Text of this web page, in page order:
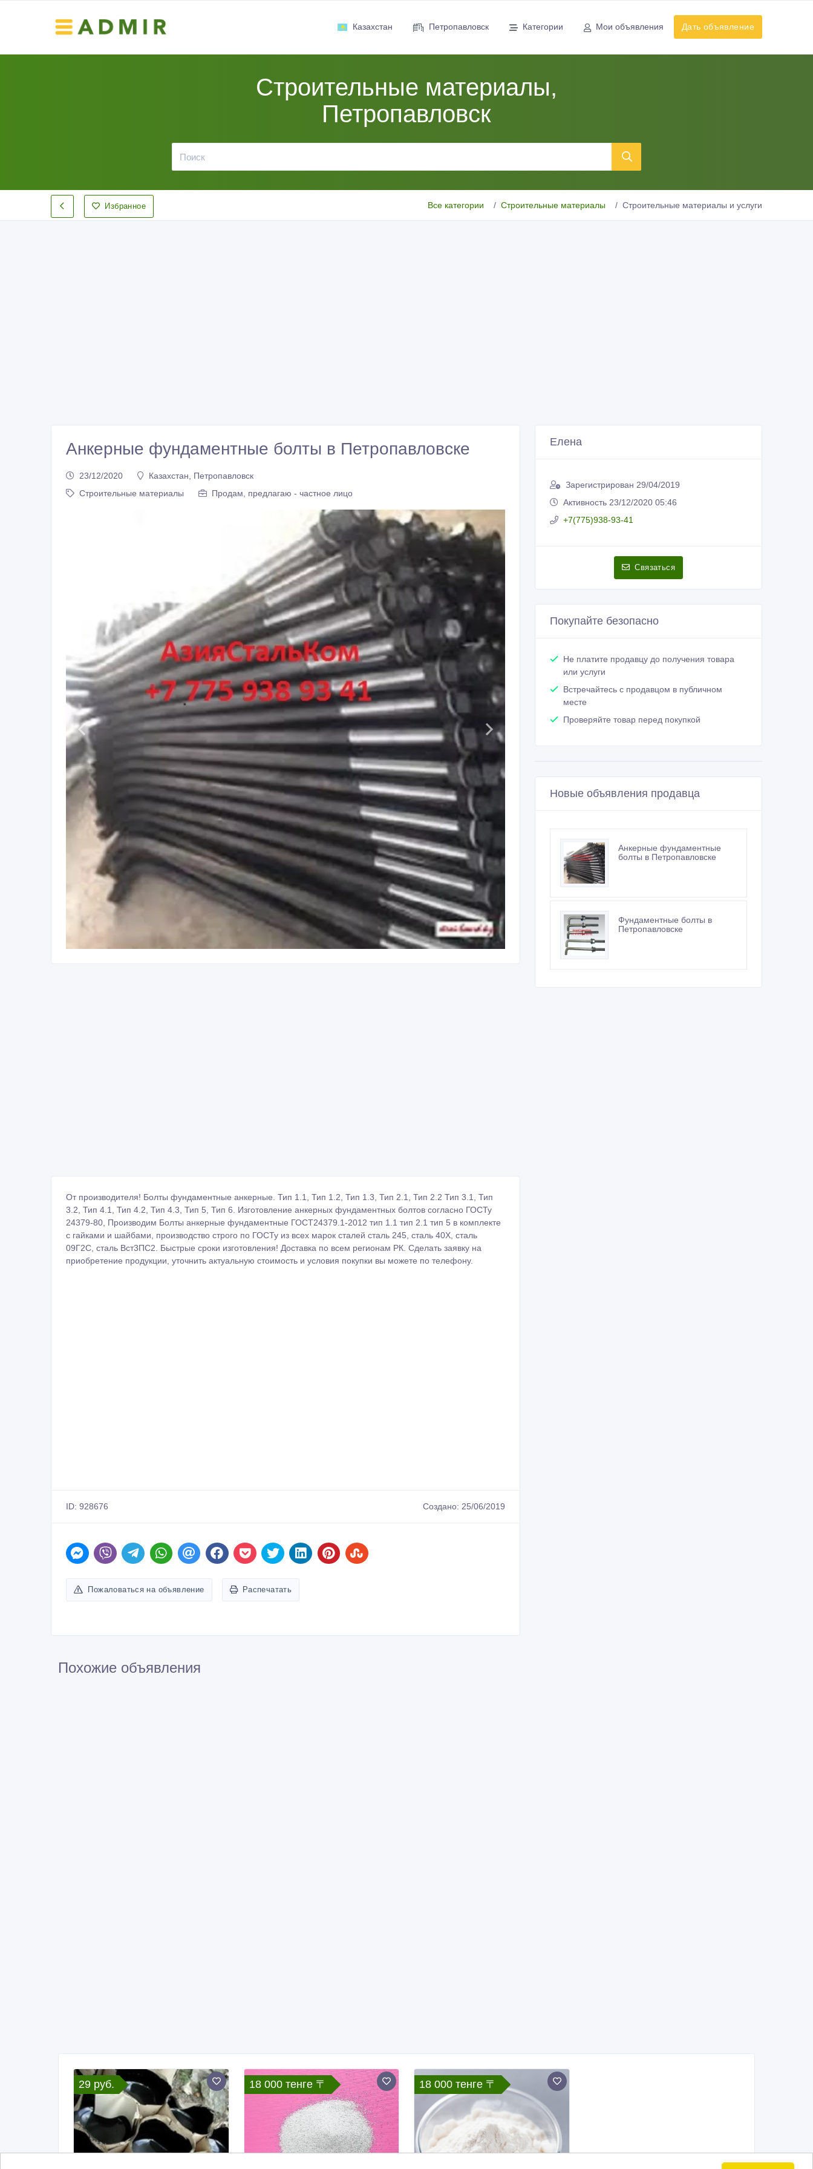
Казахстан Петропавловск Категории Мои объявления Дать объявление
Строительные материалы,
Петропавловск
Избранное Все категории Строительные материалы Строительные материалы и услуги
Анкерные фундаментные болты в Петропавловске
23/12/2020
Казахстан, Петропавловск
Строительные материалы
Продам, предлагаю - частное лицо
От производителя! Болты фундаментные анкерные. Тип 1.1, Тип 1.2, Тип 1.3, Тип 2.1, Тип 2.2 Тип 3.1, Тип
3.2, Тип 4.1, Тип 4.2, Тип 4.3, Тип 5, Тип 6. Изготовление анкерных фундаментных болтов согласно ГОСТу
24379-80, Производим Болты анкерные фундаментные ГОСТ24379.1-2012 тип 1.1 тип 2.1 тип 5 в комплекте
с гайками и шайбами, производство строго по ГОСТу из всех марок сталей сталь 245, сталь 40Х, сталь
09Г2С, сталь Вст3ПС2. Быстрые сроки изготовления! Доставка по всем регионам РК. Сделать заявку на
приобретение продукции, уточнить актуальную стоимость и условия покупки вы можете по телефону.
ID: 928676 Создано: 25/06/2019
Пожаловаться на объявление Распечатать
Елена
Зарегистрирован 29/04/2019
Активность 23/12/2020 05:46
+7(775)938-93-41
Связаться
Покупайте безопасно
Не платите продавцу до получения товара
или услуги
Встречайтесь с продавцом в публичном
месте
Проверяйте товар перед покупкой
Новые объявления продавца
Анкерные фундаментные
болты в Петропавловске
Фундаментные болты в
Петропавловске
Похожие объявления
29 руб. 18 000 тенге 〒 18 000 тенге 〒